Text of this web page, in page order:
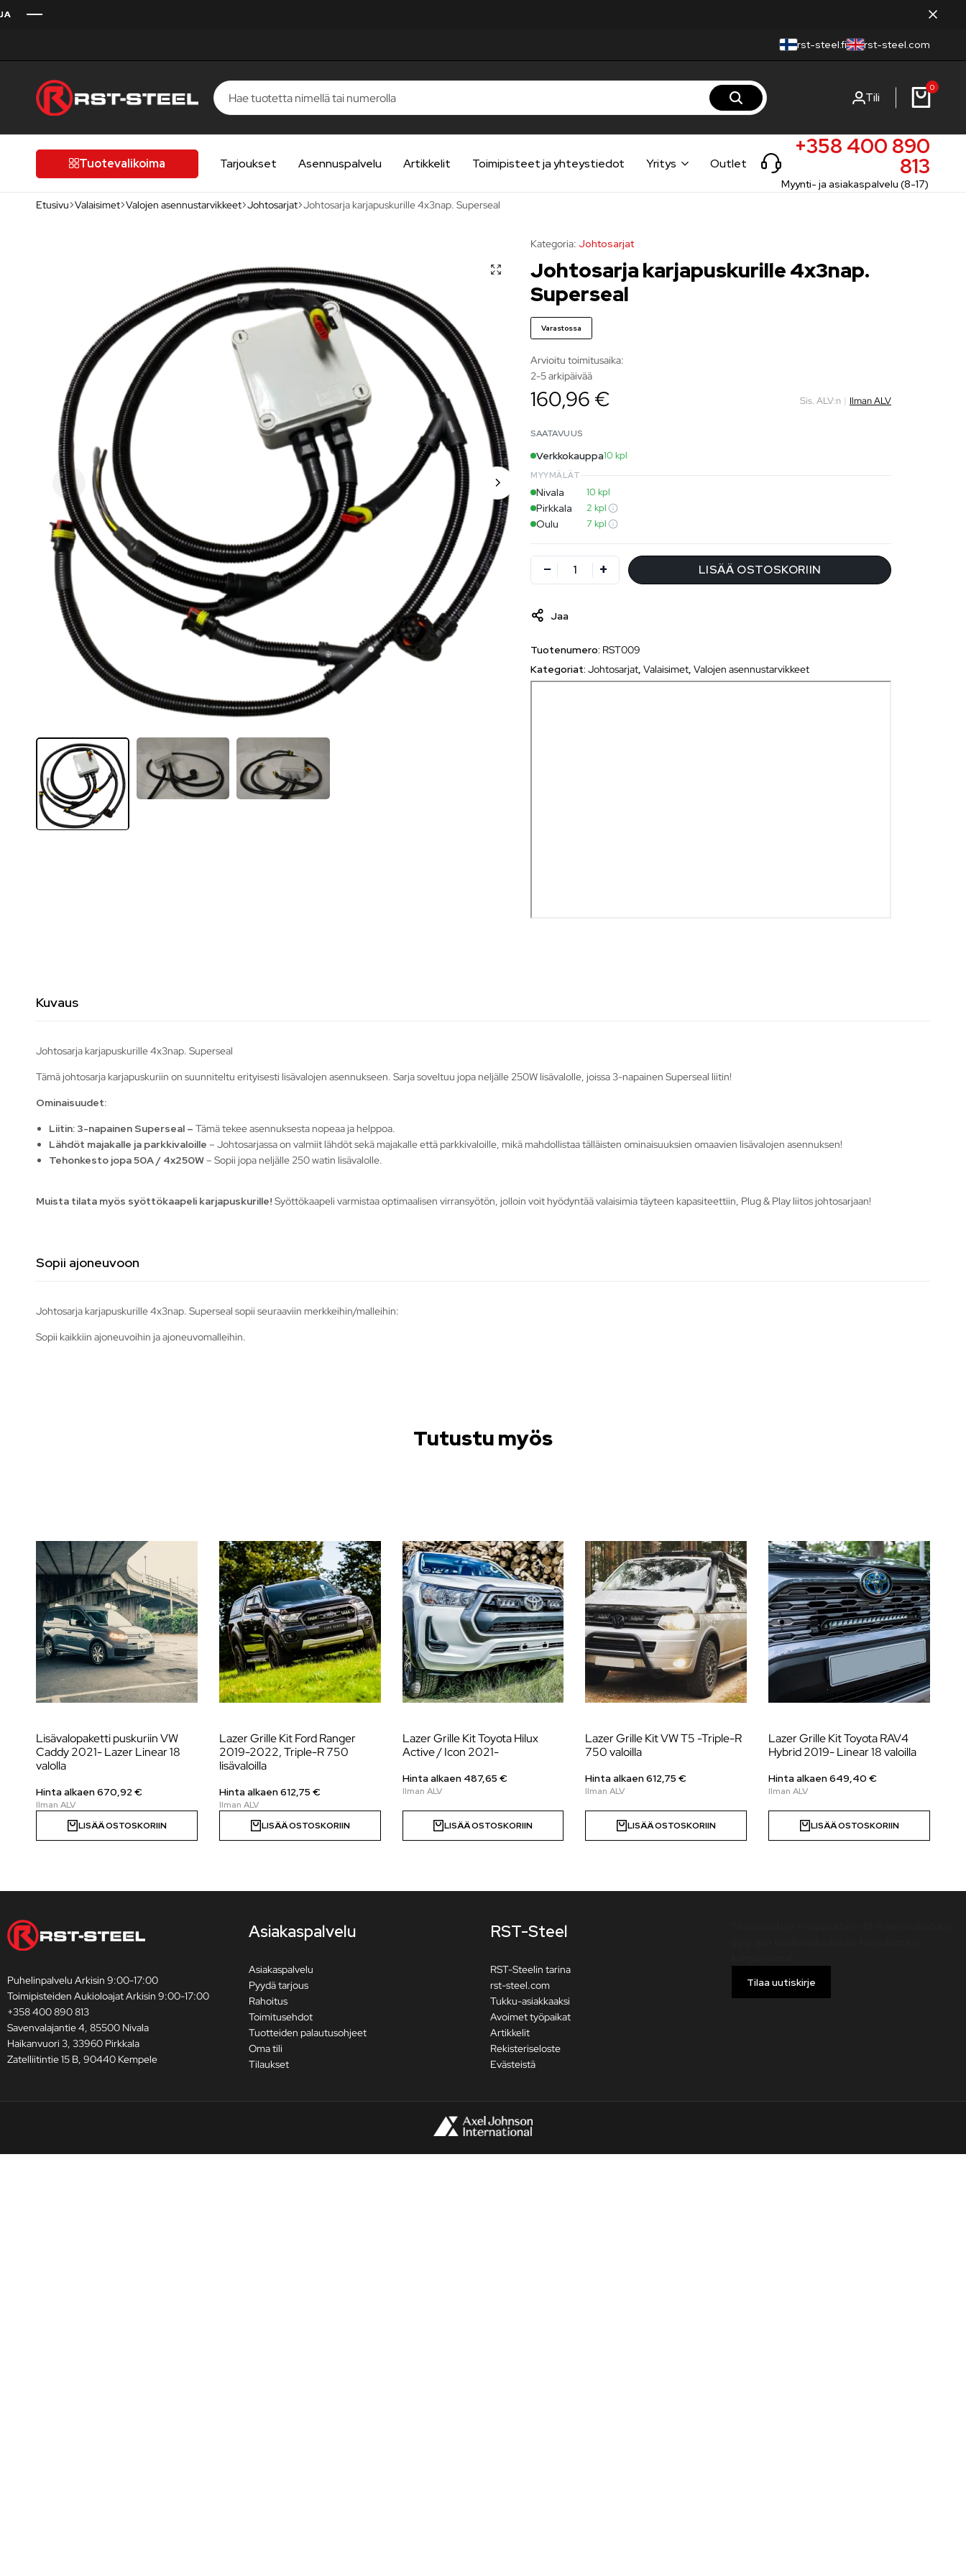
rst-steel.fi rst-steel.com
laatutietoiselle
autoilijalle
Tili
0
Tuotevalikoima Tarjoukset Asennuspalvelu Artikkelit Toimipisteet ja yhteystiedot Yritys Outlet
+358 400 890
813
Myynti- ja asiakaspalvelu (8-17)
Etusivu Valaisimet Valojen asennustarvikkeet Johtosarjat Johtosarja karjapuskurille 4x3nap. Superseal
Kategoria: Johtosarjat
Johtosarja karjapuskurille 4x3nap.
Superseal
Varastossa
Arvioitu toimitusaika:
2-5 arkipäivää
160,96 € Sis. ALV:n | Ilman ALV
SAATAVUUS
Verkkokauppa10 kpl
MYYMÄLÄT
Nivala 10 kpl
Pirkkala 2 kpl
Oulu 7 kpl
LISÄÄ OSTOSKORIIN
Jaa
Tuotenumero: RST009
Kategoriat:Johtosarjat ,Valaisimet ,Valojen asennustarvikkeet
Kuvaus
Johtosarja karjapuskurille 4x3nap. Superseal
Tämä johtosarja karjapuskuriin on suunniteltu erityisesti lisävalojen asennukseen. Sarja soveltuu jopa neljälle 250W lisävalolle, joissa 3-napainen Superseal liitin!
Ominaisuudet:
Liitin: 3-napainen Superseal – Tämä tekee asennuksesta nopeaa ja helppoa.
Lähdöt majakalle ja parkkivaloille – Johtosarjassa on valmiit lähdöt sekä majakalle että parkkivaloille, mikä mahdollistaa tälläisten ominaisuuksien omaavien lisävalojen asennuksen!
Tehonkesto jopa 50A / 4x250W– Sopii jopa neljälle 250 watin lisävalolle.
Muista tilata myös syöttökaapeli karjapuskurille! Syöttökaapeli varmistaa optimaalisen virransyötön, jolloin voit hyödyntää valaisimia täyteen kapasiteettiin, Plug & Play liitos johtosarjaan!
Sopii ajoneuvoon
Johtosarja karjapuskurille 4x3nap. Superseal sopii seuraaviin merkkeihin/malleihin:
Sopii kaikkiin ajoneuvoihin ja ajoneuvomalleihin.
Tutustu myös
Lisävalopaketti puskuriin VW
Caddy 2021- Lazer Linear 18
valolla
Hinta alkaen670,92 €
LISÄÄ OSTOSKORIIN
Lazer Grille Kit Ford Ranger
2019-2022, Triple-R 750
lisävaloilla
Hinta alkaen612,75 €
LISÄÄ OSTOSKORIIN
Lazer Grille Kit Toyota Hilux
Active / Icon 2021-
Hinta alkaen 487,65 €
LISÄÄ OSTOSKORIIN
Lazer Grille Kit VW T5 -Triple-R
750 valoilla
Hinta alkaen612,75€
LISÄÄ OSTOSKORIIN
Lazer Grille Kit Toyota RAV4
Hybrid 2019- Linear 18 valoilla
Hinta alkaen649,40€
LISÄÄ OSTOSKORIIN
Puhelinpalvelu Arkisin 9:00-17:00
Toimipisteiden Aukioloajat Arkisin 9:00-17:00
+358 400 890 813
Savenvalajantie 4, 85500 Nivala
Haikanvuori 3, 33960 Pirkkala
Zatelliitintie 15 B, 90440 Kempele
Asiakaspalvelu
Asiakaspalvelu
Pyydä tarjous
Rahoitus
Toimitusehdot
Tuotteiden palautusohjeet
Oma tili
Tilaukset
RST-Steel
RST-Steelin tarina
rst-steel.com
Tukku-asiakkaaksi
Avoimet työpaikat
Artikkelit
Rekisteriseloste
Evästeistä
Tilaa uutiskirje